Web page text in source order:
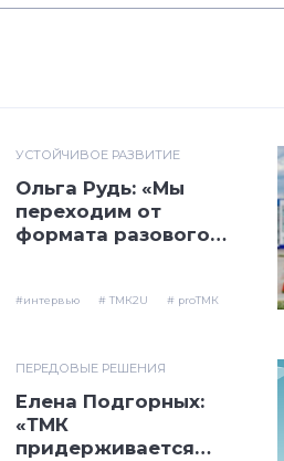
УСТОЙЧИВОЕ РАЗВИТИЕ
Ольга Рудь: «Мы
переходим от
формата разового
#интервью # ТМК2U # proТМК
ПЕРЕДОВЫЕ РЕШЕНИЯ
Елена Подгорных:
«ТМК
придерживается